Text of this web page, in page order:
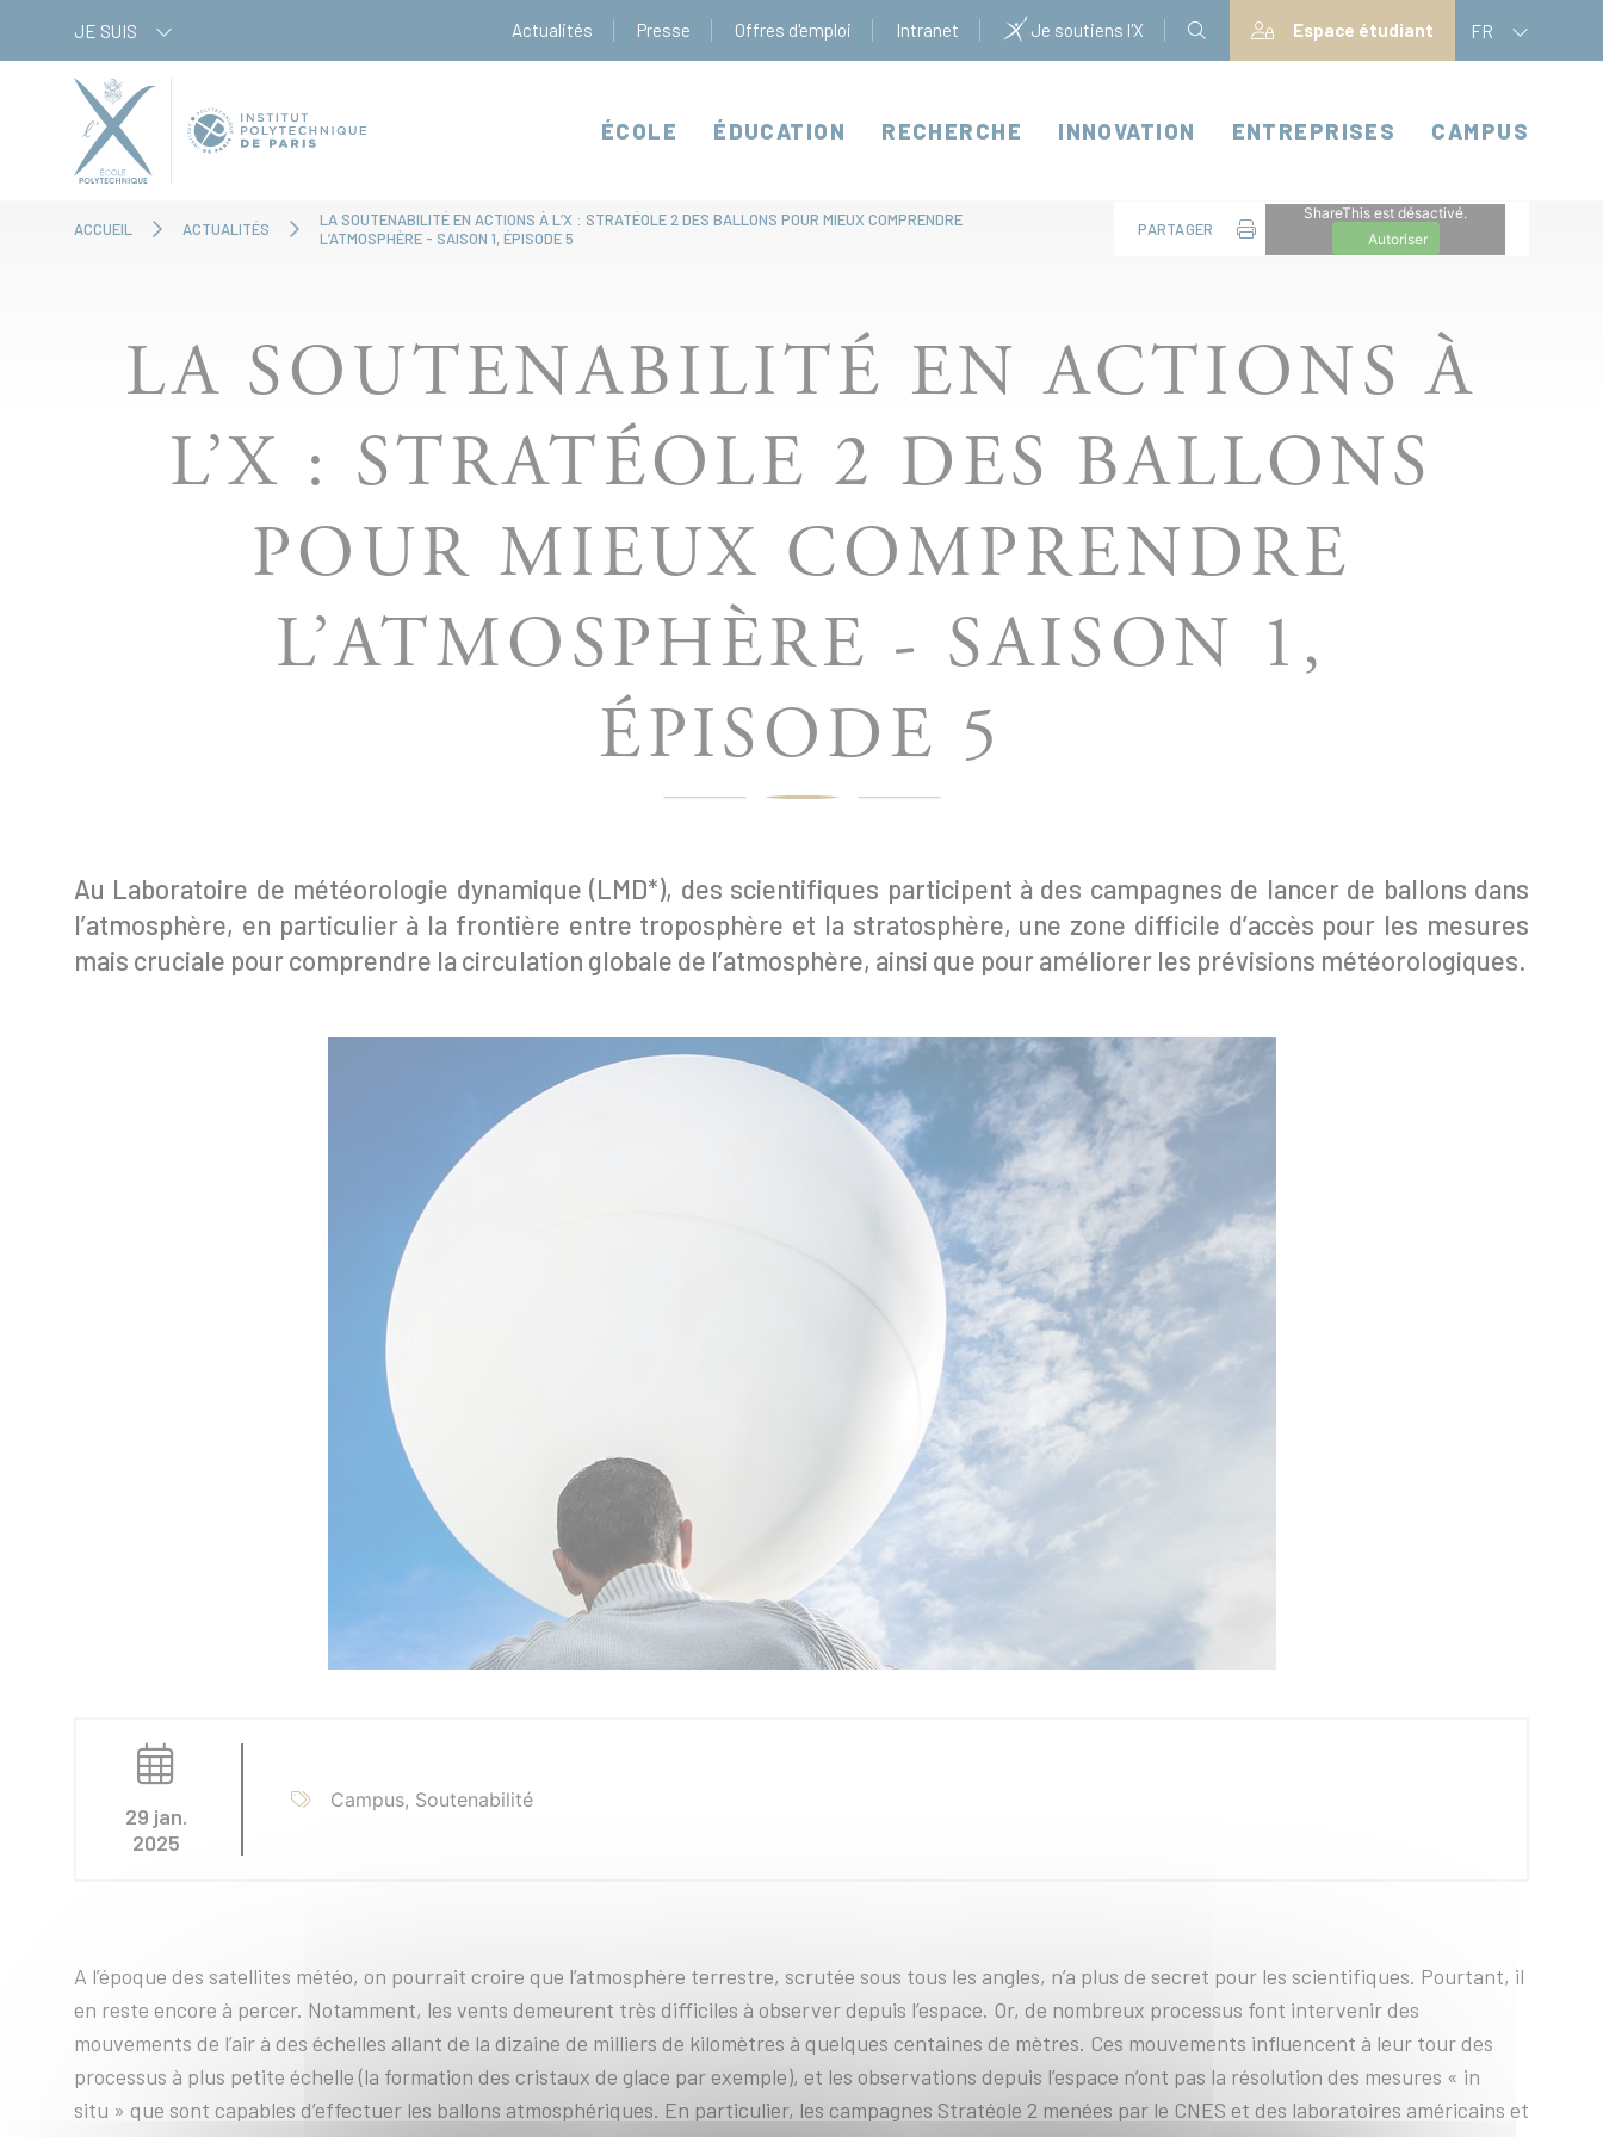
JE SUIS Actualités Presse Offres d'emploi Intranet Je soutiens l'X Espace étudiant FR
ÉCOLE ÉDUCATION RECHERCHE INNOVATION ENTREPRISES CAMPUS
ACCUEIL ACTUALITÉS
LA SOUTENABILITÉ EN ACTIONS À L’X : STRATÉOLE 2 DES BALLONS POUR MIEUX COMPRENDRE
L’ATMOSPHÈRE - SAISON 1, ÉPISODE 5
PARTAGER
ShareThis est désactivé.
Autoriser
LA SOUTENABILITÉ EN ACTIONS À
L’X : STRATÉOLE 2 DES BALLONS
POUR MIEUX COMPRENDRE
L’ATMOSPHÈRE - SAISON 1,
ÉPISODE 5
Au Laboratoire de météorologie dynamique (LMD*), des scientifiques participent à des campagnes de lancer de ballons dans
l’atmosphère, en particulier à la frontière entre troposphère et la stratosphère, une zone difficile d’accès pour les mesures
mais cruciale pour comprendre la circulation globale de l’atmosphère, ainsi que pour améliorer les prévisions météorologiques.
29 jan.
2025
Campus, Soutenabilité
A l’époque des satellites météo, on pourrait croire que l’atmosphère terrestre, scrutée sous tous les angles, n’a plus de secret pour les scientifiques. Pourtant, il
en reste encore à percer. Notamment, les vents demeurent très difficiles à observer depuis l’espace. Or, de nombreux processus font intervenir des
mouvements de l’air à des échelles allant de la dizaine de milliers de kilomètres à quelques centaines de mètres. Ces mouvements influencent à leur tour des
processus à plus petite échelle (la formation des cristaux de glace par exemple), et les observations depuis l’espace n’ont pas la résolution des mesures « in
situ » que sont capables d’effectuer les ballons atmosphériques. En particulier, les campagnes Stratéole 2 menées par le CNES et des laboratoires américains et